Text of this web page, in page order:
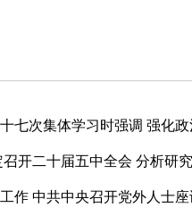
七次集体学习时强调 强化
开二十届五中全会 分析研
作 中共中央召开党外人士